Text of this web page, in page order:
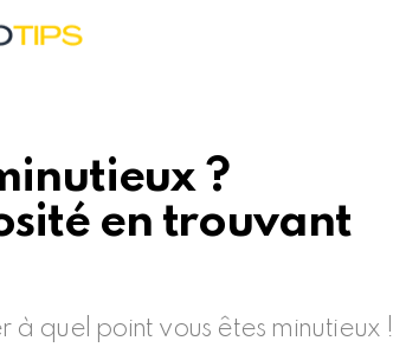
?
en trouvant
à quel point vous êtes minutieux !